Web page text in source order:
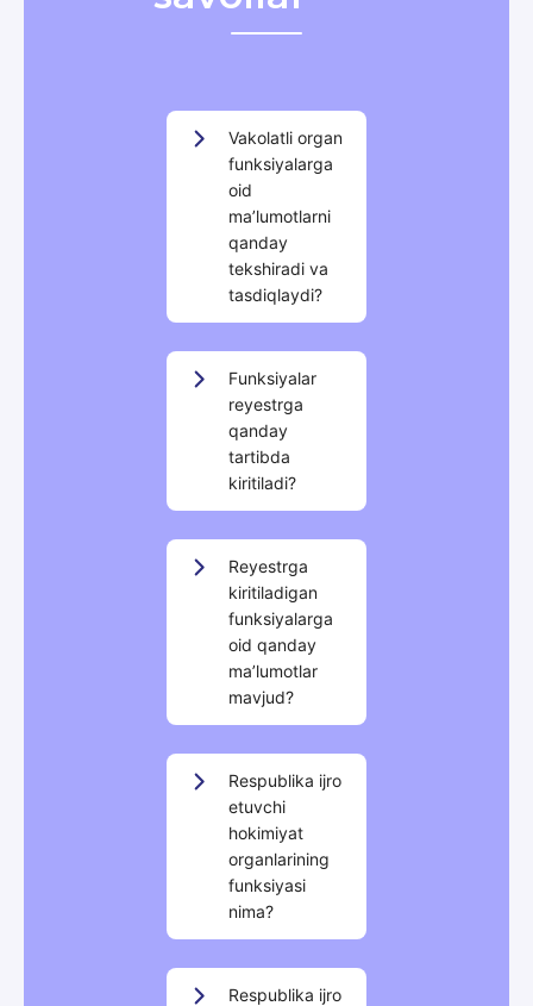
Vakolatli organ
funksiyalarga
oid
maʼlumotlarni
qanday
tekshiradi va
tasdiqlaydi?
Funksiyalar
reyestrga
qanday
tartibda
kiritiladi?
Reyestrga
kiritiladigan
funksiyalarga
oid qanday
maʼlumotlar
mavjud?
Respublika ijro
etuvchi
hokimiyat
organlarining
funksiyasi
nima?
Respublika ijro